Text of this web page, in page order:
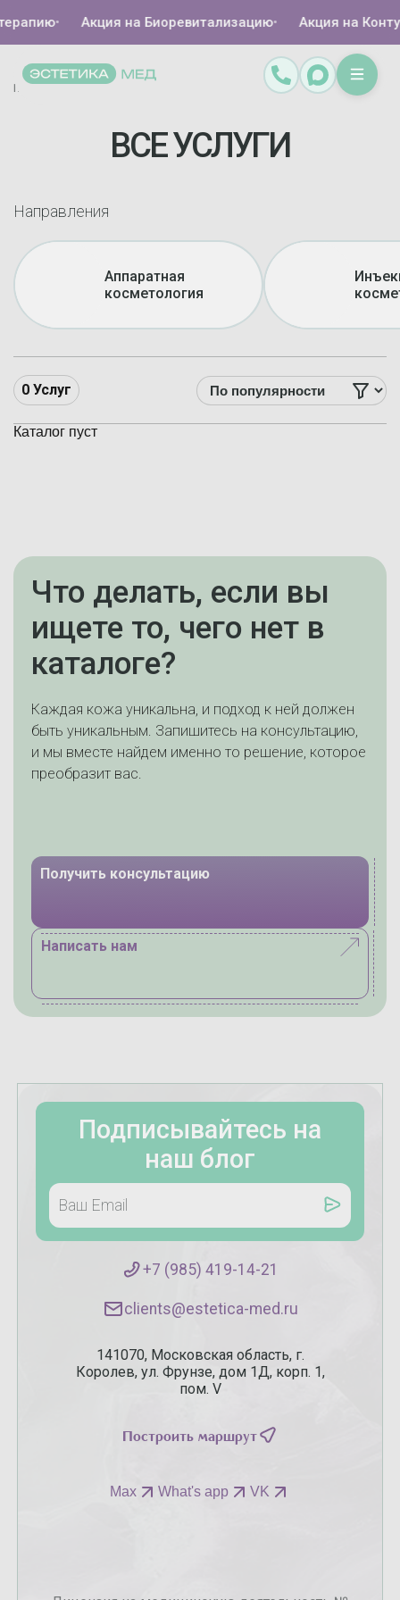
• Акция на Биоревитализацию• Акция на
Главная Каталог
ВСЕ УСЛУГИ
Направления
Аппаратная
косметология
0 Услуг
Каталог пуст
Что делать, если вы
ищете то, чего нет в
каталоге?
Каждая кожа уникальна, и подход к ней должен
быть уникальным. Запишитесь на консультацию,
и мы вместе найдем именно то решение, которое
преобразит вас.
Получить консультацию
Написать нам
Подписывайтесь на
наш блог
+7 (985) 419-14-21
141070, Московская область, г.
Королев, ул. Фрунзе, дом 1Д, корп. 1,
пом. V
Построить маршрут
clients@estetica-med.ru
Max What's app VK